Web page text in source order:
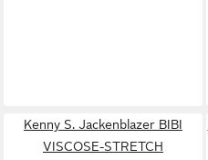
Kenny S. Jackenblazer BIBI
VISCOSE-STRETCH